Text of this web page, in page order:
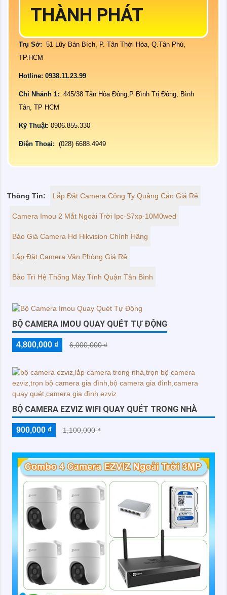
THÀNH PHÁT
Trụ Sở: 51 Lũy Bán Bích, P. Tân Thới Hòa, Q.Tân Phú,
TP.HCM
Hotline: 0938.11.23.99
Chi Nhánh 1: 445/38 Tân Hòa Đông,P Bình Trị Đông, Bình
Tân, TP HCM
Kỹ Thuật: 0906.855.330
Điện Thoại: (028) 6688.4949
Thông Tin: Lắp Đặt Camera Công Ty Quảng Cáo Giá Rẻ
Camera Imou 2 Mắt Ngoài Trời Ipc-S7xp-10M0wed
Báo Giá Camera Hd Hikvision Chính Hãng
Lắp Đặt Camera Văn Phòng Giá Rẻ
Bảo Trì Hệ Thống Máy Tính Quận Tân Bình
BỘ CAMERA IMOU QUAY QUÉT TỰ ĐỘNG
4,800,000 ₫ 6,000,000 ₫
BỘ CAMERA EZVIZ WIFI QUAY QUÉT TRONG NHÀ
900,000 ₫ 1,100,000 ₫